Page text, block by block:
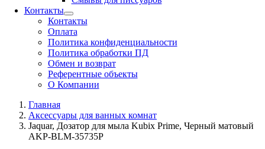
Контакты
Контакты
Оплата
Политика конфиденциальности
Политика обработки ПД
Обмен и возврат
Референтные объекты
О Компании
Главная
Аксессуары для ванных комнат
Jaquar, Дозатор для мыла Kubix Prime, Черный матовый
AKP-BLM-35735P